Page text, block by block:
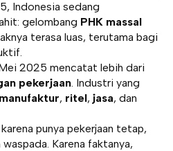
Indonesia sedang
gelombang PHK massal
terasa luas, terutama bagi
2025 mencatat lebih dari
pekerjaan. Industri yang
manufaktur, ritel, jasa, dan
punya pekerjaan tetap,
Karena faktanya,